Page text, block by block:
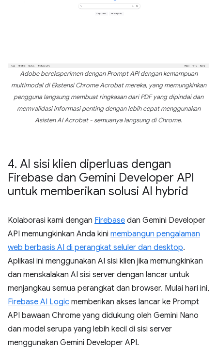
Adobe bereksperimen dengan Prompt API dengan kemampuan
multimodal di Ekstensi Chrome Acrobat mereka, yang memungkinkan
pengguna langsung membuat ringkasan dari PDF yang dipindai dan
memvalidasi informasi penting dengan lebih cepat menggunakan
Asisten AI Acrobat - semuanya langsung di Chrome.
4. AI sisi klien diperluas dengan
Firebase dan Gemini Developer API
untuk memberikan solusi AI hybrid
Kolaborasi kami dengan Firebase dan Gemini Developer
API memungkinkan Anda kini membangun pengalaman
web berbasis AI di perangkat seluler dan desktop.
Aplikasi ini menggunakan AI sisi klien jika memungkinkan
dan menskalakan AI sisi server dengan lancar untuk
menjangkau semua perangkat dan browser. Mulai hari ini,
Firebase AI Logic memberikan akses lancar ke Prompt
API bawaan Chrome yang didukung oleh Gemini Nano
dan model serupa yang lebih kecil di sisi server
menggunakan Gemini Developer API.